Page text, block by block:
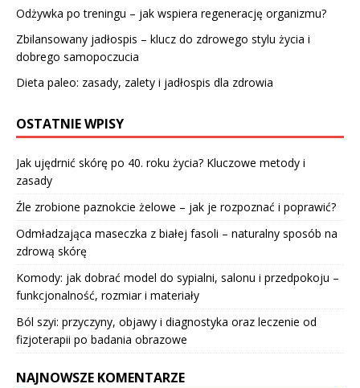
Odżywka po treningu – jak wspiera regenerację organizmu?
Zbilansowany jadłospis – klucz do zdrowego stylu życia i
dobrego samopoczucia
Dieta paleo: zasady, zalety i jadłospis dla zdrowia
OSTATNIE WPISY
Jak ujędrnić skórę po 40. roku życia? Kluczowe metody i
zasady
Źle zrobione paznokcie żelowe – jak je rozpoznać i poprawić?
Odmładzająca maseczka z białej fasoli – naturalny sposób na
zdrową skórę
Komody: jak dobrać model do sypialni, salonu i przedpokoju –
funkcjonalność, rozmiar i materiały
Ból szyi: przyczyny, objawy i diagnostyka oraz leczenie od
fizjoterapii po badania obrazowe
NAJNOWSZE KOMENTARZE